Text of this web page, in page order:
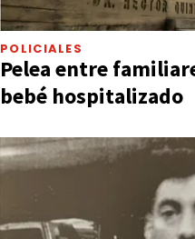
POLICIALES
Pelea entre
bebé hospitalizado